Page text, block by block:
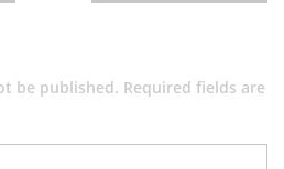
be published. Required fields are